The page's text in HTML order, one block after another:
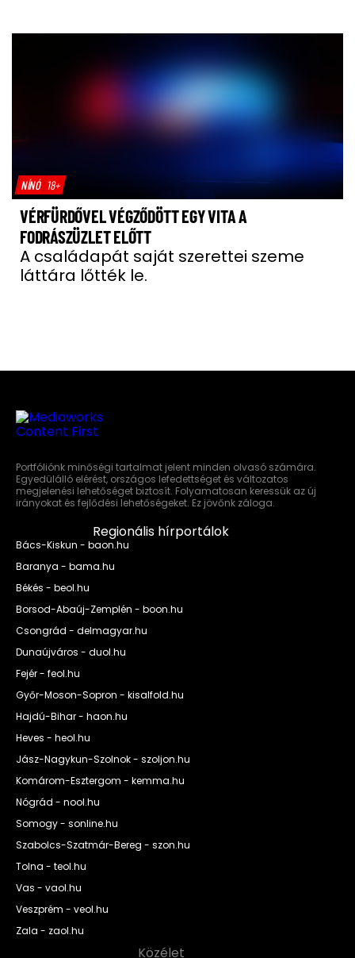
NÍNÓ 18+
VÉRFÜRDŐVEL VÉGZŐDÖTT EGY VITA A
FODRÁSZÜZLET ELŐTT
A családapát saját szerettei szeme
láttára lőtték le.
Portfóliónk minőségi tartalmat jelent minden olvasó számára.
Egyedülálló elérést, országos lefedettséget és változatos
megjelenési lehetőséget biztosít. Folyamatosan keressük az új
irányokat és fejlődési lehetőségeket. Ez jövőnk záloga.
Regionális hírportálok
Bács-Kiskun - baon.hu
Baranya - bama.hu
Békés - beol.hu
Borsod-Abaúj-Zemplén - boon.hu
Csongrád - delmagyar.hu
Dunaújváros - duol.hu
Fejér - feol.hu
Győr-Moson-Sopron - kisalfold.hu
Hajdú-Bihar - haon.hu
Heves - heol.hu
Jász-Nagykun-Szolnok - szoljon.hu
Komárom-Esztergom - kemma.hu
Nógrád - nool.hu
Somogy - sonline.hu
Szabolcs-Szatmár-Bereg - szon.hu
Tolna - teol.hu
Vas - vaol.hu
Veszprém - veol.hu
Zala - zaol.hu
Közélet